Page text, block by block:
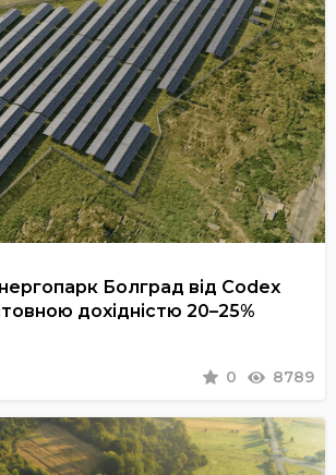
Болград від Codex
дохідністю 20–25%
0 8789